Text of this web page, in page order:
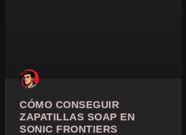
CÓMO CONSEGUIR
ZAPATILLAS SOAP EN
SONIC FRONTIERS